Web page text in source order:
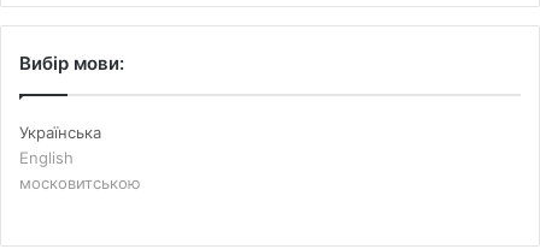
Вибір мови:
Українська
English
московитською